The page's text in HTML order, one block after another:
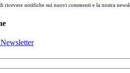
ricevere notifiche sui nuovi commenti e la nostra